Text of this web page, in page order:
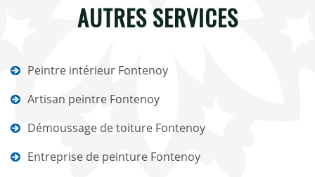
AUTRES SERVICES
Peintre intérieur Fontenoy
Artisan peintre Fontenoy
Démoussage de toiture Fontenoy
Entreprise de peinture Fontenoy